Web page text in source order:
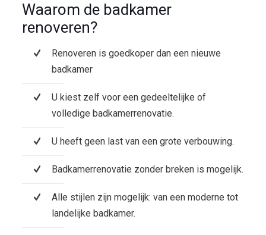
Waarom de badkamer
renoveren?
Renoveren is goedkoper dan een nieuwe
badkamer
U kiest zelf voor een gedeeltelijke of
volledige badkamerrenovatie.
U heeft geen last van een grote verbouwing.
Badkamerrenovatie zonder breken is mogelijk.
Alle stijlen zijn mogelijk: van een moderne tot
landelijke badkamer.